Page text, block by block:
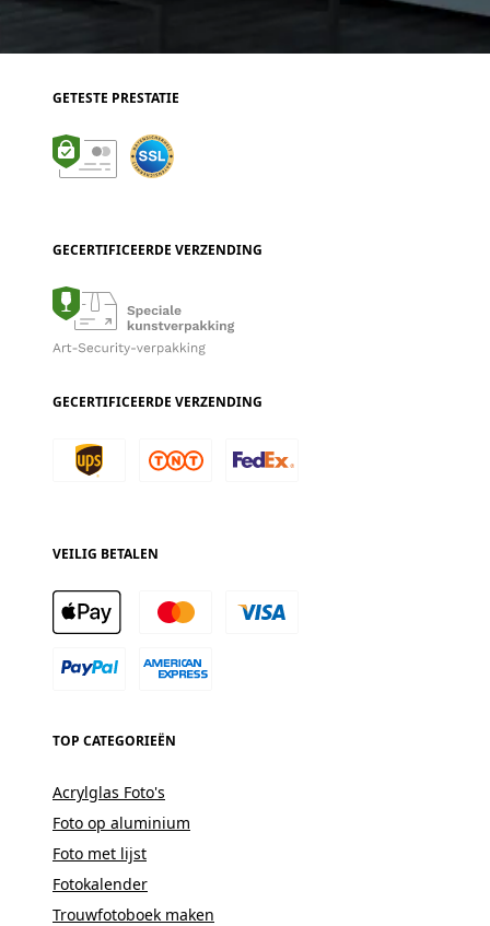
GETESTE PRESTATIE
GECERTIFICEERDE VERZENDING
GECERTIFICEERDE VERZENDING
VEILIG BETALEN
TOP CATEGORIEËN
Acrylglas Foto's
Foto op aluminium
Foto met lijst
Fotokalender
Trouwfotoboek maken